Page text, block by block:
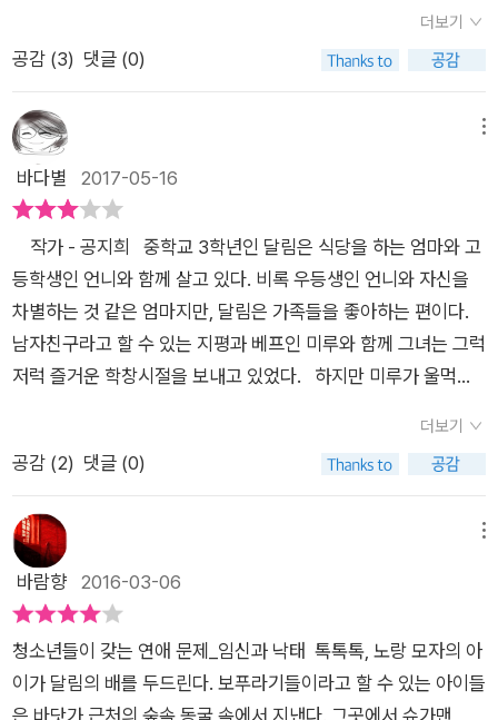
지를 오가며 한 단계 걸러서 접하게 되는 낙태 문제는 오히려 신
선했다. 때로는 현실이 더 영화같고 비참하고 소스라치게 소름끼
을 그냥 보여준다. 찬성이나 반대의 입장에 서는 것도 아니고, 아
이들의 임신에 대해 의견을 제시하는 것이 아니라 그냥 이들의 현
실을 보여준다. 읽으면서 작은 생명에 관해서 독자 스스로 생각할
수 있도록 생각할 거리를 던져주는데, 마지막까지 읽고 보니 애잔
하게 소름돋는 묘한 느낌이 든다. 요렇게 작아 보여도 우주를 품
고 있거든. 엄마 뱃속의 양수는 고대의 바닷물이야. 이 물에서 아
기들은 억 년의 일기장을 들춰내고, 유구한 세월을 견뎌온 생명의
기억을 찾아내지. 그리고 제 어머니 아버지의 얼굴 너머, 그 이상
의 먼 시간을 본단다. (208쪽)'지구상에서 자기 종에 의해서 목숨
고 생명을 뺏기는 거야. 그것도 자기 부모에게서. 세상에서 가장
사랑받을 사람에게 가장 참혹한 방법으로.'(210쪽) 이 책을 읽고
보니 태어나서 자라는 아이들, 태어나기도 전에 없어지는 아이들
을 다시 한 번 눈여겨 보게 된다. 이 세상에 하찮은 존재는 없다.
물론 없어야하는 존재도 없다. 그런데 가장 사랑받아야 할 사람에
게 잔혹하게 사라지게 되는, 태어나지도 못하는 아이들을 어떻게
생각해야하나. 어둡고 무거운 소재이지만 판타지적 요소를 가미
하여 이야기를 이끌어간 작가의 필치가 이 책을 끝까지 읽도록 만
들었다. 청소년의 임신과 낙태에 관한 소재를 보다 많은 사람이
가 이미 완벽한 개체로서 자신의 뱃속에서 살기 위해 최선을 다하
고 있다는 사실을 알고나 있는 걸까? 나의 둘째가 내 뱃속에 자리
잡았을 때, 난 전혀 눈치채지 못하고 있었다. 한창 일하는 중이었
고, 이미 첫째를 낳은 지 11년이라는 시간이 흘렀고, 나와 임신과
는 너무나 먼 얘기라고 생각했기 때문이다. 그래서인지 내 이쁜
아이는 계속해서 내게 신호를 보내왔다. 한 번도 낮잠을 자지 않
기 일쑤였고, 그렇게 좋아하던 맥주도 싫어지게 만들었으며 자신
을 알아달라고, 계속해서 신호를 했다. 톡...톡...톡... 매일매일 조
금씩, 확실하게 자라는 그 모습을 보며 우리 가족은 훨씬 더 행복
해졌다. 이 아이가 없었다면 과연 어떤 삶을 살았을까, 싶을 정도
이다. 당연히 태어날 권리를 가진 아이의 목숨을, 누가 마음대로
할 수 있을까. 그것을 결정한 이가 그 아이를 잉태한 엄마라고 해
도 말이다. 노랑 모자의 슬픔을, 애닮픔을, 그토록 엄마를 보고 싶
이 리뷰는 예스24 리뷰어클럽을 통해 출판사에서 도서를 제공받
아 작성되었습니다.
생각한다. 부모로서 혹은 멘토로서 청소년기 아이들에게‘남녀간
의올바른 성 정체성’을 확립시킬 필요가 있다. 어떤 일을 실행하
옮기는 교육이 되면 좋을 듯 싶다.첫째 – 실행하려 하는 일이, 사
회 통념상 타당하고 부끄러움은 없는가?둘째 – 이 행위가 나를
비롯한 많은 이들이편안 한가?셋째 - 이 선택을 내가 책임지고
감당할수 있는가?마지막으로 성은 성스러운 것이고, 서로가존중
(남자, 여자, 태아까지)되어야 한다는 사실을 알려주면 좀더 현명
한 판단을 하지 않을까 생각한다. 달림은 털털한 성격의 중3 여학
생으로 식당을하는 어머니와 고2 언니와 함께 살고 있다. 지평이
라는 남자친구도있고, 미루의 베프이기도 하다. 귀신 놀이터에서
우연이 만난 노랑모자를 쓴 꼬마를 만나, 엄마 뱃속 동굴을 여행
는 보풀은 낙태로 지워진 애들의 총칭이다. 노랑모자는언니가 수
술한 아이이고, 달림의 설득으로 베프 미루는 낙태 대신 아이를
낳기로 한다. 소설이긴 하지만 중3, 고2의 낙태에 대한 내용은 여
전히 부담스럽고 끔찍하다. 최신 보도에 의하면우리나라는 피임
약 복용율이 가장 낮고, 낙태율이 가장 높은 국가로 분류 되는데,
하루에 4천1백명, 1년에 1백50만명의낙태가 행해지고 있다고 한
않기 때문일 것이다.), 남야선호 사상, 모자보건법의死文化, 피
임의 무지, 성 교육 부재, 여성 차별, 퇴폐문화 확산, 낙태시술 의
남아있고, 보푸라기의 잔향이 남아있고, 십수년전에 내가 떠오르
게 되니 책 한 권이 주는 무게가 상당하다. 공부잘하는 언니와
달리 구박만 받고 엄마의 식당일을 도맡아 도아와주고 용돈 한번
받기 힘든 달림은 자신은 콩쥐라고 이야기를 한다. 중학생인 달
림은 집으로 가는 길에 있는 귀신 놀이터에서 혼자 앉아 있는 노
랑모자를 만나 면서, 이야기가 시작된다. 엄마를 찾고 있다는 이
스러운 노란모자를 자신의 방까지 몰래 데리고 오고, 노란모자를
하고 있는 꼬마를 볼때마다 따뜻해지고, 애틋해지는 것을 느낀
다. 배꼽이 간질간질해지고 따뜻해지는 느낌. 병일지도 모른다
고 친구들은 이야기하지만, 이 느낌은 분명 행복하고 따뜻한 느낌
이다. 보풀이라고 하는 이 사랑스러운 꼬마를 계속 만나게 될 것
같은 느낌. '아주 작은 사람을 보풀이라고 하는 거야.' (p.60) 요
즘 아이들답게 이성교제에 대한 이야기가 자연스럽게 나온다. 달
인 종하까지. 그냥 같이 있는게 좋았을 뿐인데, 중학교 아이들의
신체가 성인같아 진지는 오래되었다. 함께 있는 것만 좋은 아이
들. 어른들은 이야기한다. '성교육 시간에 뭘 했냐고?' 뭘 했을
까? 분명 지지부진한 이야기들을 들었고, 깔깔거리고 웃었는데,
미루가 임식을 했단다. 종하 선배가 무섭다고 달아나 버리면
서 미루랑 달림이랑 지평이 셋이서 아이를 같이 키우면 된다고 이
야기하는 아이들. 아주 쉽게 답이 나오는 듯 하지만, 엄마에게 이
더보기
공감 (3) 댓글 (0)
바다별 2017-05-16
작가 - 공지희 중학교 3학년인 달림은 식당을 하는 엄마와 고
등학생인 언니와 함께 살고 있다. 비록 우등생인 언니와 자신을
차별하는 것 같은 엄마지만, 달림은 가족들을 좋아하는 편이다.
남자친구라고 할 수 있는 지평과 베프인 미루와 함께 그녀는 그럭
저럭 즐거운 학창시절을 보내고 있었다. 하지만 미루가 울먹이
난다. 한 학년 위인 종하 선배와 사귀던 그녀는 기념일 날 사랑을
증명하라는 그의 요구에 잠자리를 했던 것이다. 하지만 임신 소식
임이라는 식으로 회피한 것이다. 조언을 구할 어른도 없는 두 친
구, 아니 지평까지 세 친구는 어떻게 이 상황을 해결할 것인지 머
리를 모은다. 한편 달림은 아주 우연히 엄마를 찾는 어린아이를
안내한 곳은 동굴이고, 여러 꼬마들과 함께 살고 있다. 게다가 그
들을 돌보는 것은 노인 한사람뿐이다. 달림은 바쁘다. 미루의 문
더보기
공감 (2) 댓글 (0)
바람향 2016-03-06
청소년들이 갖는 연애 문제_임신과 낙태 톡톡톡, 노랑 모자의 아
이가 달림의 배를 두드린다. 보푸라기들이라고 할 수 있는 아이들
은 바닷가 근처의 숲속 동굴 속에서 지낸다. 그곳에서 슈가맨